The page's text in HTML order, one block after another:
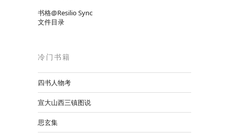
书格@Resilio Sync
文件目录
冷门书籍
四书人物考
宣大山西三镇图说
思玄集